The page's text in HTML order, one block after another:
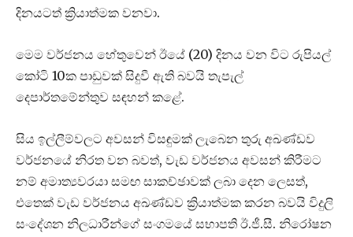
දිනයටත් ක්‍රියාත්මක වනවා.
මෙම වර්ජනය හේතුවෙන් ඊයේ (20) දිනය වන විට රුපියල්
කෝටි 10ක පාඩුවක් සිදුවී ඇති බවයි තැපැල්
දෙපාර්තමේන්තුව සඳහන් කළේ.
සිය ඉල්ලීම්වලට අවසන් විසඳුමක් ලැබෙන තුරු අඛණ්ඩව
වර්ජනයේ නිරත වන බවත්, වැඩ වර්ජනය අවසන් කිරීමට
නම් අමාත්‍යවරයා සමඟ සාකච්ඡාවක් ලබා දෙන ලෙසත්,
එතෙක් වැඩ වර්ජනය අඛණ්ඩව ක්‍රියාත්මක කරන බවයි විදුලි
සංදේශන නිලධාරීන්ගේ සංගමයේ සභාපති ඊ.ජී.සී. නිරෝෂන